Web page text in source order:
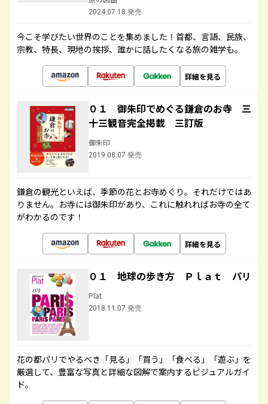
2024.07.18 発売
今こそ学びたい世界のことを集めました！首都、言語、民族、
宗教、特長、現地の挨拶、誰かに話したくなる旅の雑学も。
詳細を見る
０１ 御朱印でめぐる鎌倉のお寺 三
十三観音完全掲載 三訂版
御朱印
2019.08.07 発売
鎌倉の観光といえば、季節の花とお寺めぐり。それだけではあ
りません。お寺には御朱印があり、これに触れればお寺の全て
がわかるのです！
詳細を見る
０１ 地球の歩き方 Ｐｌａｔ パリ
Plat
2018.11.07 発売
花の都パリでやるべき「見る」「買う」「食べる」「遊ぶ」を
厳選して、豊富な写真と詳細な図解で案内するビジュアルガイ
ド。